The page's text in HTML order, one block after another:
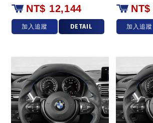
NT$ 12,144
加入追蹤 DETAIL 加入追蹤